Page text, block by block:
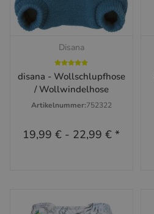
Disana
disana - Wollschlupfhose
/ Wollwindelhose
Artikelnummer:752322
19,99 € - 22,99 €*